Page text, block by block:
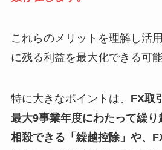
これらのメリットを理解し活
に残る利益を最大化できる可
特に大きなポイントは、 FX取
最大9事業年度にわたって繰り
相殺できる「繰越控除」や、